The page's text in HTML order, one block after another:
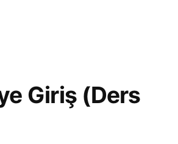
Giriş (Ders